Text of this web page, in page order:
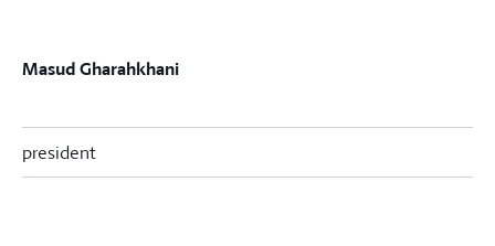
Masud Gharahkhani
president